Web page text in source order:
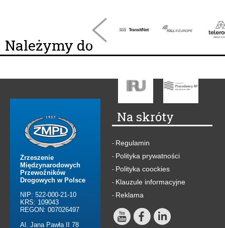
Należymy do
Zrzeszenie
Międzynarodowych
Przewoźników
Drogowych w Polsce
NIP: 522-000-21-10
KRS: 109043
REGON: 007026497
Al. Jana Pawła II 78
Na skróty
- Regulamin
- Polityka prywatności
- Polityka coockies
- Klauzule informacyjne
- Reklama